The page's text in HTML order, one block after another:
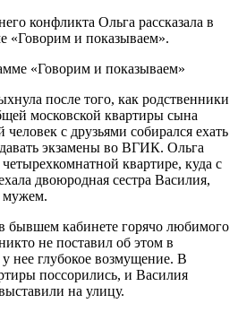
конфликта Ольга рассказала в
«Говорим и показываем».
«Говорим и показываем»
после того, как родственники
московской квартиры сына
с друзьями собирался ехать
экзамены во ВГИК. Ольга
квартире, куда с
двоюродная сестра Василия,
мужем.
бывшем кабинете горячо любимого
не поставил об этом в
у нее глубокое возмущение. В
поссорились, и Василия
на улицу.